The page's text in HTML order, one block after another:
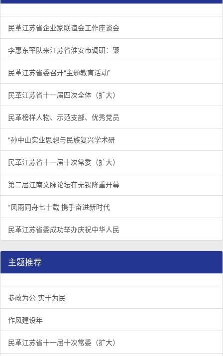
民革江苏省企业家联谊会工作座谈会在宁召开
1/3 李惠东率队来江苏省淮安市调研：聚焦民革党员之家建设管
2/3 民革江苏省委召开“主题教育活动” 领导班子民主生活会
3/3
民革江苏省企业家联谊会工作座谈会
李惠东率队来江苏省淮安市调研：聚
民革江苏省委召开“主题教育活动”
民革江苏省十一届四次全体（扩大）
民革榜样人物、示范支部、优秀党员
“孙中山实业思想与民族复兴学术研
民革江苏省十一届十次常委（扩大）
第二届江南文脉论坛在无锡隆重开幕
“风雨同舟七十载 携手奋进新时代
民革江苏省委成功举办庆祝中华人民
主题推荐
参政为公 实干为民
作风建设年
民革江苏省十一届十次常委（扩大）